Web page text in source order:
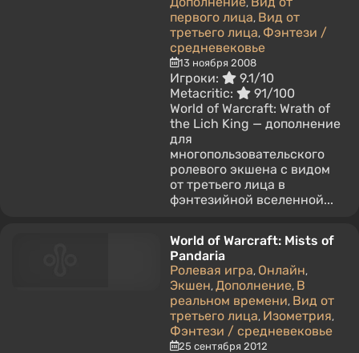
,
первого лица, Вид от
третьего лица, Фэнтези /
средневековье
13 ноября 2008
Игроки:
9.1/10
Metacritic:
91/100
World of Warcraft: Wrath of
the Lich King — дополнение
для
многопользовательского
ролевого экшена с видом
от третьего лица в
фэнтезийной вселенной...
World of Warcraft: Mists of
Pandaria
Ролевая игра, Онлайн,
Экшен, Дополнение, В
реальном времени, Вид от
третьего лица, Изометрия,
Фэнтези / средневековье
25 сентября 2012